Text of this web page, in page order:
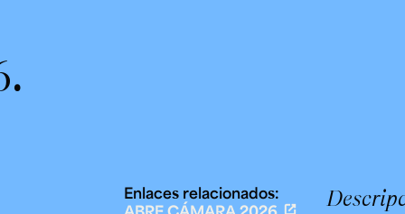
Maestría en Literatura
Oferta de cursosEnlaces relacionados: